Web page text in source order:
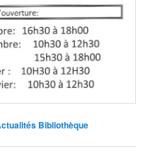
Bibliothèque